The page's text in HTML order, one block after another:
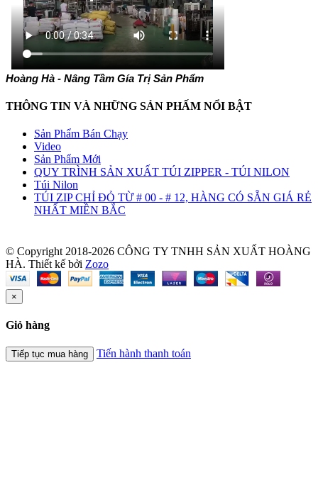
Hoàng Hà - Nâng Tầm Gía Trị Sản Phẩm
THÔNG TIN VÀ NHỮNG SẢN PHẤM NỔI BẬT
Sản Phẩm Bán Chạy
Video
Sản Phẩm Mới
QUY TRÌNH SẢN XUẤT TÚI ZIPPER - TÚI NILON
Túi Nilon
TÚI ZIP CHỈ ĐỎ TỪ # 00 - # 12, HÀNG CÓ SẴN GIÁ RẺ
NHẤT MIỀN BẮC
© Copyright 2018-2026 CÔNG TY TNHH SẢN XUẤT HOÀNG
HÀ. Thiết kế bởi Zozo
×
Giỏ hàng
Tiếp tục mua hàng Tiến hành thanh toán